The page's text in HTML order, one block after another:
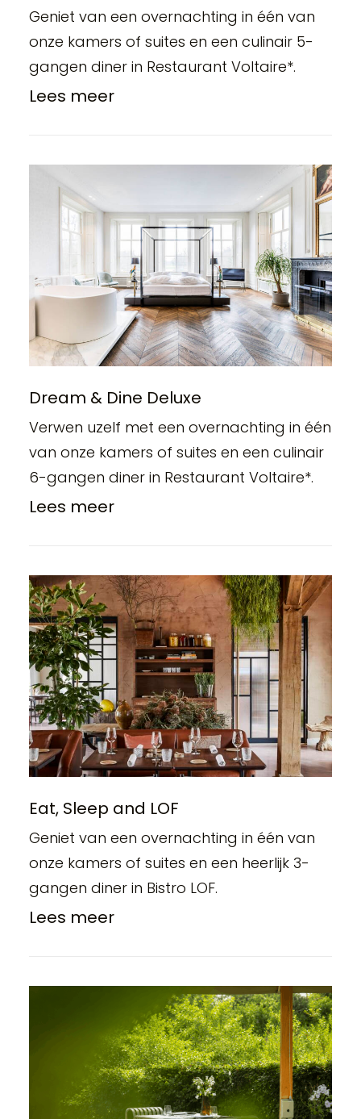
Geniet van een overnachting in één van
onze kamers of suites en een culinair 5-
gangen diner in Restaurant Voltaire*.
Lees meer
Dream & Dine Deluxe
Verwen uzelf met een overnachting in één
van onze kamers of suites en een culinair
6-gangen diner in Restaurant Voltaire*.
Lees meer
Eat, Sleep and LOF
Geniet van een overnachting in één van
onze kamers of suites en een heerlijk 3-
gangen diner in Bistro LOF.
Lees meer